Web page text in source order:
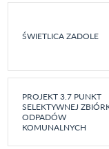
ŚWIETLICA ZADOLE
PROJEKT 3.7 PUNKT
SELEKTYWNEJ
ODPADÓW
KOMUNALNYCH